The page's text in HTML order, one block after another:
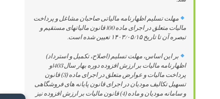
مهلت تسلیم اظهارنامه مالیاتی صاحبان مشاغل و پرداخت
مالیات متعلق در اجرای ماده 100 قانون مالیاتهای مستقیم و
تبصره آن تا تاریخ ۱۴۰۳/۰۵/۱۵ تعیین شده است.
بر این اساس، مهلت تسلیم (اصلاح، تکمیل و استرداد)
اظهارنامه مالیات بر ارزش افزوده دوره بهار سال 1403و
پرداخت مالیات و عوارض متعلق در اجرای ماده (3) قانون
تسهیل تکالیف مودیان در اجرای قانون پایانه های فروشگاهی
و سامانه مودیان و ماده (4) قانون مالیات بر ارزش افزوده نیز